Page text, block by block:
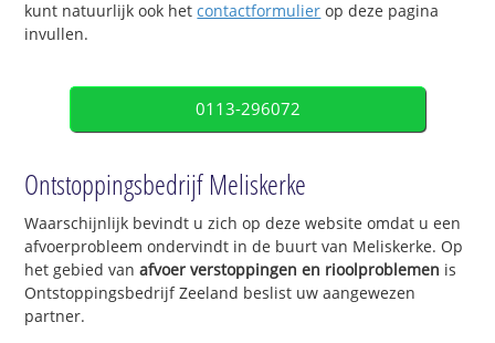
kunt natuurlijk ook hetcontactformulier op deze pagina
invullen.
0113-296072
Ontstoppingsbedrijf Meliskerke
Waarschijnlijk bevindt u zich op deze website omdat u een
afvoerprobleem ondervindt in de buurt van Meliskerke. Op
het gebied vanafvoer verstoppingen en rioolproblemen is
Ontstoppingsbedrijf Zeeland beslist uw aangewezen
partner.